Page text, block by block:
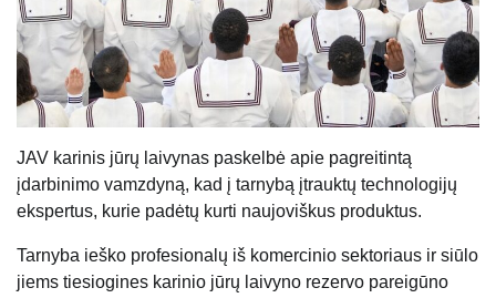
JAV karinis jūrų laivynas paskelbė apie pagreitintą
įdarbinimo vamzdyną, kad į tarnybą įtrauktų technologijų
ekspertus, kurie padėtų kurti naujoviškus produktus.
Tarnyba ieško profesionalų iš komercinio sektoriaus ir siūlo
jiems tiesiogines karinio jūrų laivyno rezervo pareigūno